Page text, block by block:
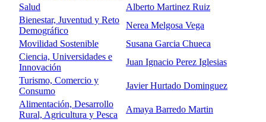
Salud
Alberto Martinez Ruiz
Bienestar, Juventud y Reto
Demográfico
Nerea Melgosa Vega
Movilidad Sostenible
Susana Garcia Chueca
Ciencia, Universidades e
Innovación
Juan Ignacio Perez Iglesias
Turismo, Comercio y
Consumo
Javier Hurtado Dominguez
Alimentación, Desarrollo
Rural, Agricultura y Pesca
Amaya Barredo Martin